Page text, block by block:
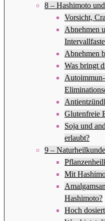
8 – Hashimoto
Vorsicht,
Abnehmen
Abnehmen
Was bringt
Glutenfreie
Soja und
erlaubt?
9 –
Mit
Hashimoto?
Hoch